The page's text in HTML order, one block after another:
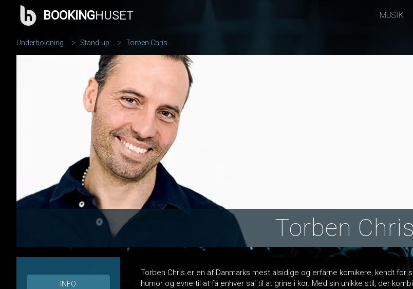
BOOKINGHUSET MUSIK
Underholdning Stand-up Torben Chris
Torben Chris
Torben Chris er en af Danmarks mest alsidige og erfarne komikere, kendt for
humor og evne til at få enhver sal til at grine i kor. Med sin unikke stil, der
INFO